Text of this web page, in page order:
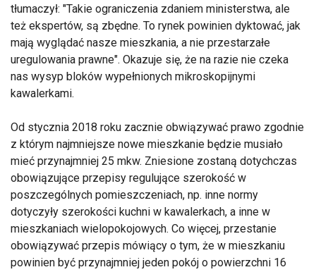
tłumaczył: "Takie ograniczenia zdaniem ministerstwa, ale
też ekspertów, są zbędne. To rynek powinien dyktować, jak
mają wyglądać nasze mieszkania, a nie przestarzałe
uregulowania prawne". Okazuje się, że na razie nie czeka
nas wysyp bloków wypełnionych mikroskopijnymi
kawalerkami.
Od stycznia 2018 roku zacznie obwiązywać prawo zgodnie
z którym najmniejsze nowe mieszkanie będzie musiało
mieć przynajmniej 25 mkw. Zniesione zostaną dotychczas
obowiązujące przepisy regulujące szerokość w
poszczególnych pomieszczeniach, np. inne normy
dotyczyły szerokości kuchni w kawalerkach, a inne w
mieszkaniach wielopokojowych. Co więcej, przestanie
obowiązywać przepis mówiący o tym, że w mieszkaniu
powinien być przynajmniej jeden pokój o powierzchni 16